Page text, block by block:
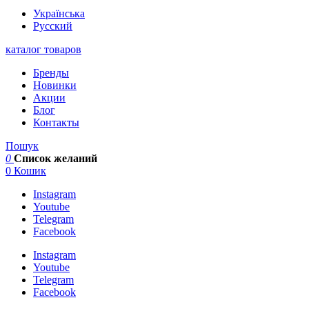
Українська
Русский
каталог товаров
Бренды
Новинки
Акции
Блог
Контакты
Пошук
0 Список желаний
0 Кошик
Instagram
Youtube
Telegram
Facebook
Instagram
Youtube
Telegram
Facebook